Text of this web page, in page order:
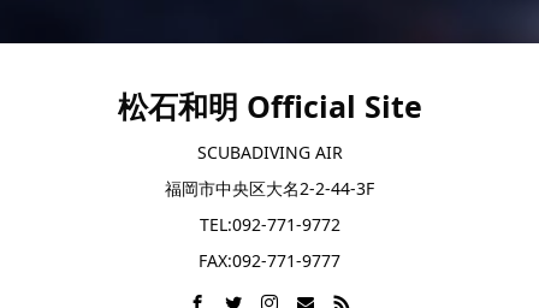
松石和明 Official Site
SCUBADIVING AIR
福岡市中央区大名2-2-44-3F
TEL:092-771-9772
FAX:092-771-9777